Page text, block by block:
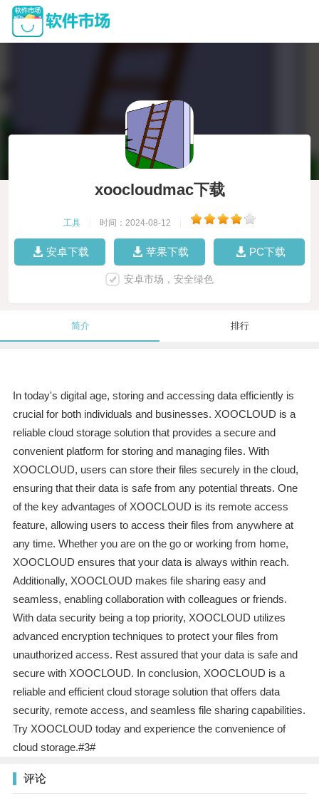
xoocloudmac下载
工具 时间：2024-08-12
安卓下载 苹果下载 PC下载
安卓市场，安全绿色
简介 排行
In today's digital age, storing and accessing data efficiently is
crucial for both individuals and businesses. XOOCLOUD is a
reliable cloud storage solution that provides a secure and
convenient platform for storing and managing files. With
XOOCLOUD, users can store their files securely in the cloud,
ensuring that their data is safe from any potential threats. One
of the key advantages of XOOCLOUD is its remote access
feature, allowing users to access their files from anywhere at
any time. Whether you are on the go or working from home,
XOOCLOUD ensures that your data is always within reach.
Additionally, XOOCLOUD makes file sharing easy and
seamless, enabling collaboration with colleagues or friends.
With data security being a top priority, XOOCLOUD utilizes
advanced encryption techniques to protect your files from
unauthorized access. Rest assured that your data is safe and
secure with XOOCLOUD. In conclusion, XOOCLOUD is a
reliable and efficient cloud storage solution that offers data
security, remote access, and seamless file sharing capabilities.
Try XOOCLOUD today and experience the convenience of
cloud storage.#3#
评论